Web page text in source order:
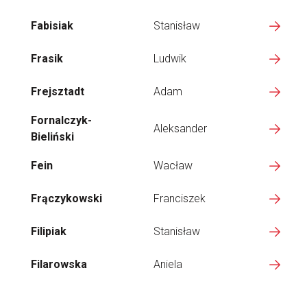
Fabisiak Stanisław
Frasik Ludwik
Frejsztadt Adam
Fornalczyk-
Bieliński
Aleksander
Fein Wacław
Frączykowski Franciszek
Filipiak Stanisław
Filarowska Aniela